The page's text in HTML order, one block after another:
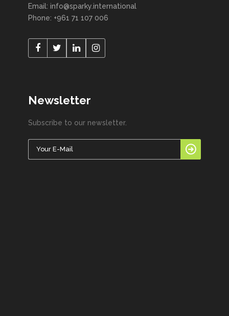
Email: info@sparky.international
Phone: +961 71 107 006
Newsletter
Subscribe to our newsletter.